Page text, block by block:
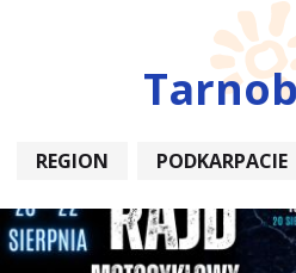
REGION PODKARPACIE